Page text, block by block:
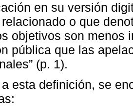
en su versión
o que
objetivos son menos
pública que las
(p. 1).
esta definición, se